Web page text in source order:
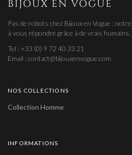
BIJOUX EN VOGUE
Pas de robots chez Bijoux en Vogue :
à vous répondre grâce à de vrais humains.
Tel : +33 (0) 9 72 40 33 21
Email : contact@bijouxenvogue.com
NOS COLLECTIONS
Collection Homme
INFORMATIONS